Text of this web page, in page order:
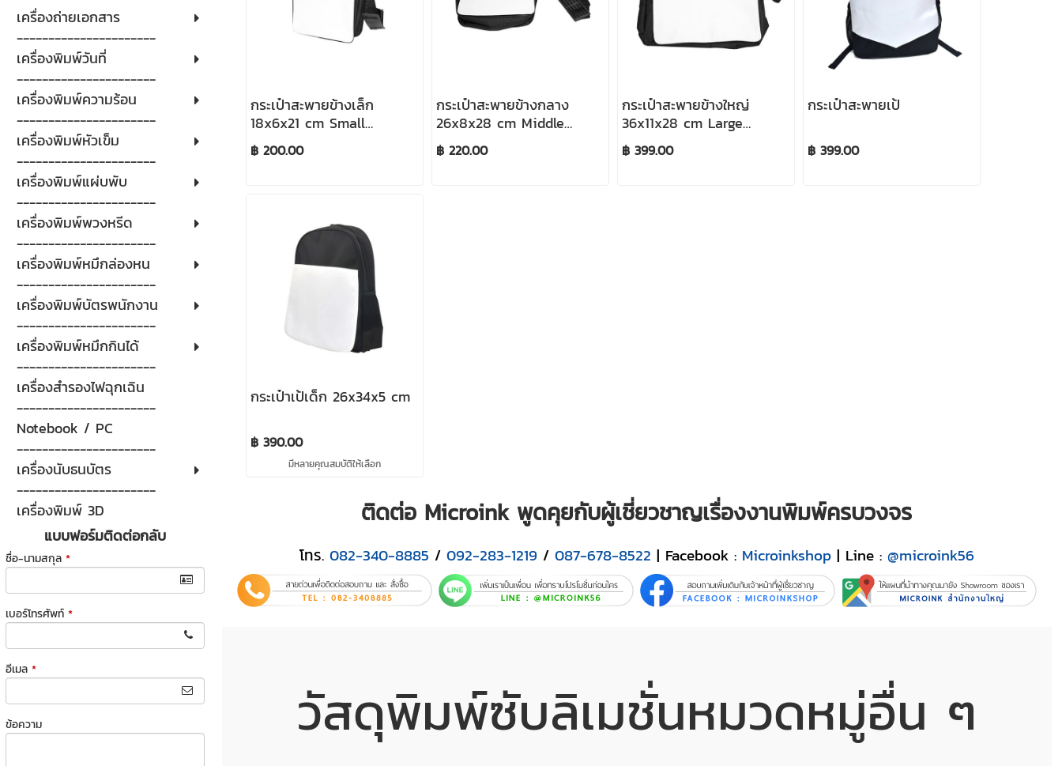
เครื่องถ่ายเอกสาร
----------------------
เครื่องพิมพ์วันที่
----------------------
เครื่องพิมพ์ความร้อน
----------------------
เครื่องพิมพ์หัวเข็ม
----------------------
เครื่องพิมพ์แผ่บพับ
----------------------
เครื่องพิมพ์พวงหรีด
----------------------
เครื่องพิมพ์หมึกล่องหน
----------------------
เครื่องพิมพ์บัตรพนักงาน
----------------------
เครื่องพิมพ์หมึกกินได้
----------------------
เครื่องสำรองไฟฉุกเฉิน
----------------------
Notebook / PC
----------------------
เครื่องนับธนบัตร
----------------------
เครื่องพิมพ์ 3D
แบบฟอร์มติดต่อกลับ
ชื่อ-นามสกุล *
เบอร์โทรศัพท์ *
อีเมล *
ข้อความ
กระเป๋าสะพายข้างเล็ก
18x6x21 cm Small
Shoulder Bag (Black)
฿ 200.00
กระเป๋าสะพายข้างกลาง
26x8x28 cm Middle
Shoulder Bag (Black)
฿ 220.00
กระเป๋าสะพายข้างใหญ่
36x11x28 cm Large
Shoulder Bag (Black)
฿ 399.00
กระเป๋าสะพายเป้
฿ 399.00
กระเป๋าเป้เด็ก 26x34x5 cm
฿ 390.00
มีหลายคุณสมบัติให้เลือก
ติดต่อ Microink พูดคุยกับผู้เชี่ยวชาญเรื่องงานพิมพ์ครบวงจร
โทร. 082-340-8885 / 092-283-1219 / 087-678-8522 | Facebook : Microinkshop| Line : @microink56
วัสดุพิมพ์ซับลิเมชั่นหมวดหมู่อื่น ๆ